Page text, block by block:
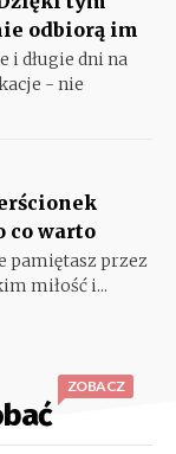
odbiorą im
i długie dni na
- nie
co warto
pamiętasz przez
miłość i...
ZOBACZ